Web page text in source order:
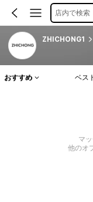
店内で検索
ZHICHONG1
おすすめ ベス
マ
他のオ